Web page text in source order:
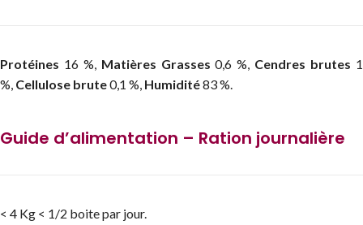
Protéines 16 %, Matières Grasses 0,6 %, Cendres brutes 1
%, Cellulose brute0,1 %, Humidité83 %.
Guide d’alimentation – Ration journalière
< 4 Kg < 1/2 boite par jour.